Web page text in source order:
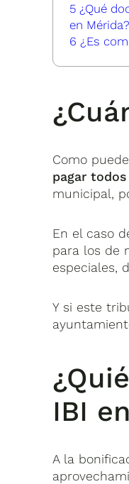
5 ¿Qué
en Mérida?
6 ¿Es
Como
pagar
municipal,
En el caso
para los de
especiales,
Y si este
IBI
A la